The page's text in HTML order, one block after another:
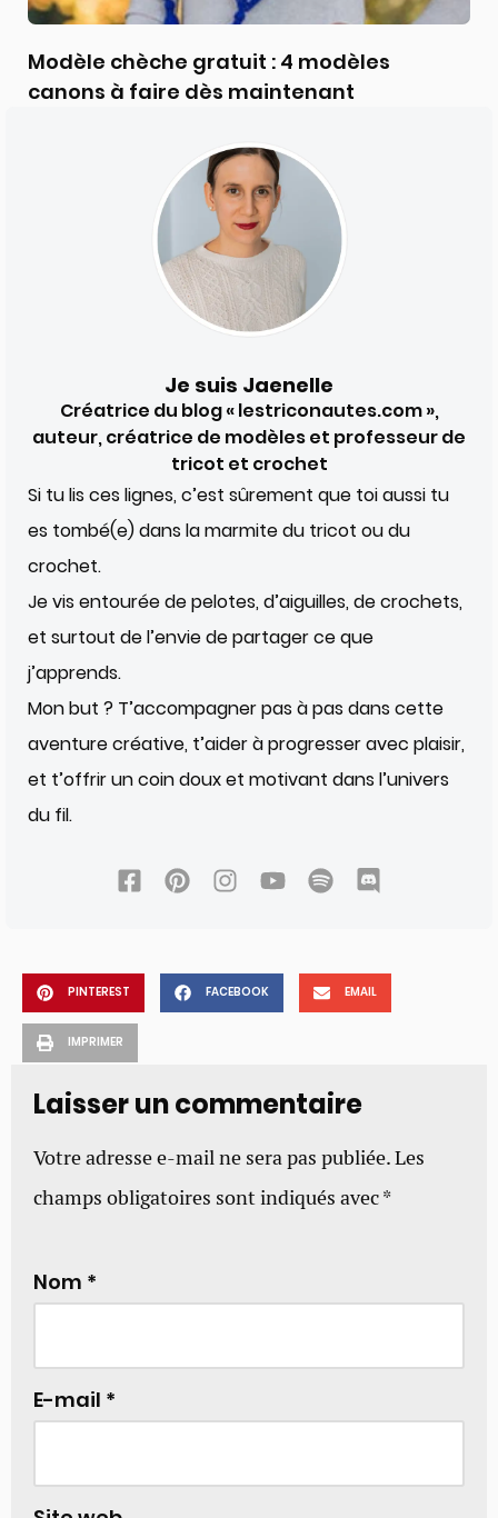
Modèle chèche gratuit : 4 modèles
canons à faire dès maintenant
Je suis Jaenelle
Créatrice du blog « lestriconautes.com »,
auteur, créatrice de modèles et professeur de
tricot et crochet
Si tu lis ces lignes, c’est sûrement que toi aussi tu
es tombé(e) dans la marmite du tricot ou du
crochet.
Je vis entourée de pelotes, d’aiguilles, de crochets,
et surtout de l’envie de partager ce que
j’apprends.
Mon but ? T’accompagner pas à pas dans cette
aventure créative, t’aider à progresser avec plaisir,
et t’offrir un coin doux et motivant dans l’univers
du fil.
PINTEREST FACEBOOK EMAIL
IMPRIMER
Laisser un commentaire
Votre adresse e-mail ne sera pas publiée.Les
champs obligatoires sont indiqués avec*
Nom *
E-mail *